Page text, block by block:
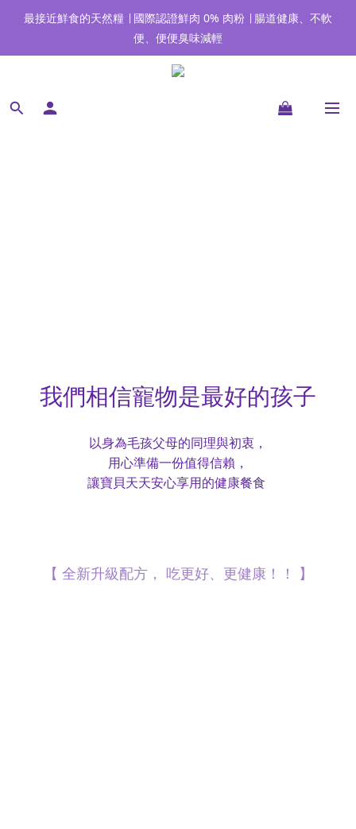
加入官網會員，首單現折150元 ∣ 全館享有不吃包退服務(嚐鮮包除
外)
最接近鮮食的天然糧 ∣ 國際認證鮮肉 0% 肉粉 ∣ 腸道健康、不軟
便、便便臭味減輕
加入官網會員，首單現折150元 ∣ 全館享有不吃包退服務(嚐鮮包除
我們相信寵物是最好的孩子
以身為毛孩父母的同理與初衷，
用心準備一份值得信賴，
讓寶貝天天安心享用的健康餐食
【 全新升級配方， 吃更好、更健康！！ 】